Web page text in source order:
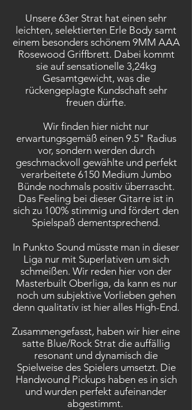
Unsere 63er Strat hat einen sehr
leichten, selektierten Erle Body samt
einem besonders schönem 9MM AAA
Rosewood Griffbrett. Dabei kommt
sie auf sensationelle 3,24kg
Gesamtgewicht, was die
rückengeplagte Kundschaft sehr
freuen dürfte.
Wir finden hier nicht nur
erwartungsgemäß einen 9.5" Radius
vor, sondern werden durch
geschmackvoll gewählte und perfekt
verarbeitete 6150 Medium Jumbo
Bünde nochmals positiv überrascht.
Das Feeling bei dieser Gitarre ist in
sich zu 100% stimmig und fördert den
Spielspaß dementsprechend.
In Punkto Sound müsste man in dieser
Liga nur mit Superlativen um sich
schmeißen. Wir reden hier von der
Masterbuilt Oberliga, da kann es nur
noch um subjektive Vorlieben gehen
denn qualitativ ist hier alles High-End.
Zusammengefasst, haben wir hier eine
satte Blue/Rock Strat die auffällig
resonant und dynamisch die
Spielweise des Spielers umsetzt. Die
Handwound Pickups haben es in sich
und wurden perfekt aufeinander
abgestimmt.